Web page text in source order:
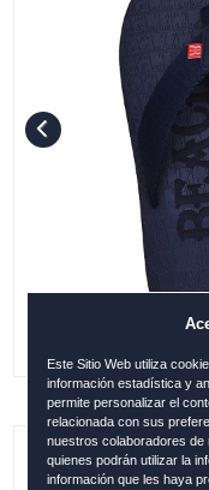
CHANCLAS
Este Sitio Web utiliza
información estadística y
permite personalizar el
relacionada con sus
nuestros colaboradores de
quienes podrán utilizar la
información que les haya